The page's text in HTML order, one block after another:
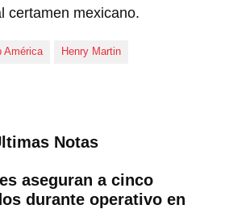
certamen mexicano.
América Henry Martin
Notas
aseguran a cinco
durante operativo en